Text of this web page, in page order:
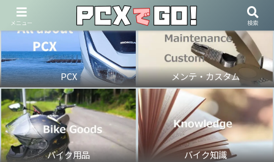
PCX メンテ・カスタム
バイク用品 バイク知識
メニュー 検索